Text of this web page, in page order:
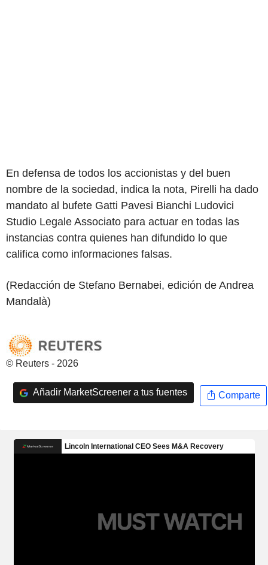
En defensa de todos los accionistas y del buen
nombre de la sociedad, indica la nota, Pirelli ha dado
mandato al bufete Gatti Pavesi Bianchi Ludovici
Studio Legale Associato para actuar en todas las
instancias contra quienes han difundido lo que
califica como informaciones falsas.
(Redacción de Stefano Bernabei, edición de Andrea
Mandalà)
© Reuters - 2026
Añadir MarketScreener a tus fuentes Comparte